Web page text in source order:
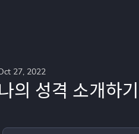
27, 2022
의 성격 소개